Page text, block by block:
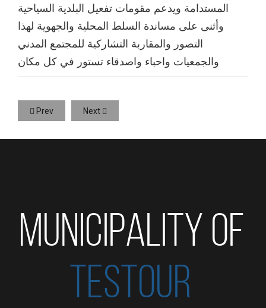
المستدامة ويدعم مقومات تفعيل البلدية السياحية
وأثنى على مساندة السلط المحلية والجهوية لهذا
التصور والمقاربة التشاركية للمجتمع المدني
والجمعيات واحباء واصدقاء تستور في كل مكان
Prev Next
MUNICIPALITY OF
TESTOUR